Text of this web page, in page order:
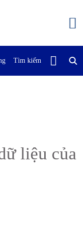
Tìm kiếm Liên Hệ
liệu của